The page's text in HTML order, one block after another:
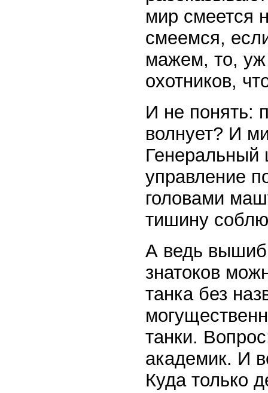
мир смеется
смеемся,
мажем, то, уж
охотников,
И не понять:
волнует? И
Генеральный
управление
головами
тишину
А ведь
знатоков
танка без
танки.
академик. И
Куда только